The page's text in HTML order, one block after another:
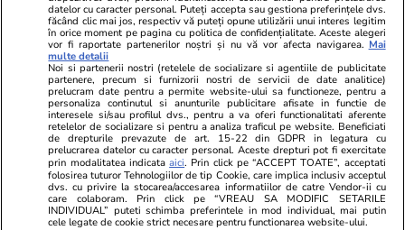
ZiaruldeIasi.ro Fanatik.ro
datelor cu caracter personal. Puteți accepta sau gestiona preferințele dvs.
făcând clic mai jos, respectiv vă puteți opune utilizării unui interes legitim
în orice moment pe pagina cu politica de confidențialitate. Aceste alegeri
vor fi raportate partenerilor noștri și nu vă vor afecta navigarea. Mai
multe detalii
Noi si partenerii nostri (retelele de socializare si agentiile de publicitate
partenere, precum si furnizorii nostri de servicii de date analitice)
prelucram date pentru a permite website-ului sa functioneze, pentru a
personaliza continutul si anunturile publicitare afisate in functie de
interesele si/sau profilul dvs., pentru a va oferi functionalitati aferente
retelelor de socializare si pentru a analiza traficul pe website. Beneficiati
de drepturile prevazute de art. 15-22 din GDPR in legatura cu
prelucrarea datelor cu caracter personal. Aceste drepturi pot fi exercitate
prin modalitatea indicataaici. Prin click pe “ACCEPT TOATE”, acceptati
folosirea tuturor Tehnologiilor de tip Cookie, care implica inclusiv acceptul
dvs. cu privire la stocarea/accesarea informatiilor de catre Vendor-ii cu
care colaboram. Prin click pe “VREAU SA MODIFIC SETARILE
INDIVIDUAL” puteti schimba preferintele in mod individual, mai putin
cele legate de cookie strict necesare pentru functionarea website-ului.